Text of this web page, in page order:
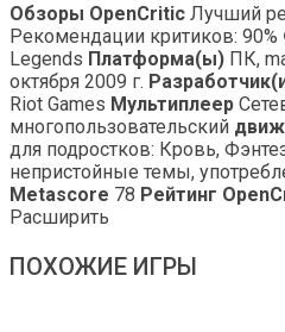
Обзоры OpenCritic Лучший
Рекомендации критиков: 90%
Legends Платформа(ы) ПК,
октября 2009 г.
Riot Games Мультиплеер
многопользовательский
для подростков: Кровь,
непристойные темы,
Metascore 78 Рейтинг
Расширить
ПОХОЖИЕ ИГРЫ